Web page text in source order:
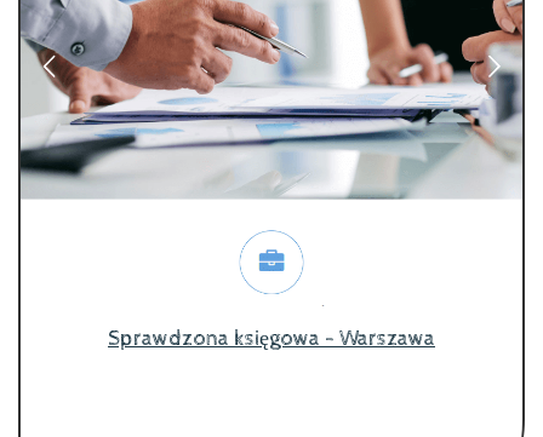
Sprawdzona księgowa - Warszawa